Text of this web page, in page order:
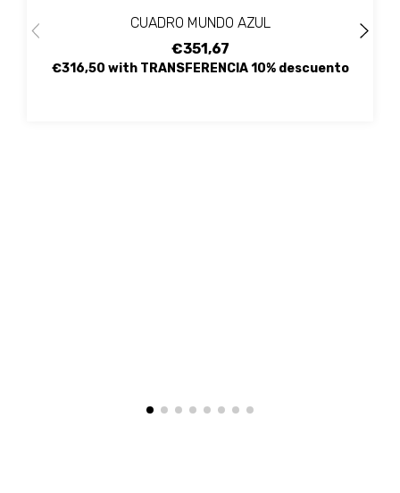
CUADRO MUNDO AZUL
€351,67
€316,50 with TRANSFERENCIA 10% descuento